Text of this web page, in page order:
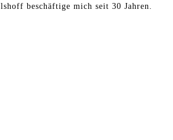
beschäftige mich seit 30 Jahren.